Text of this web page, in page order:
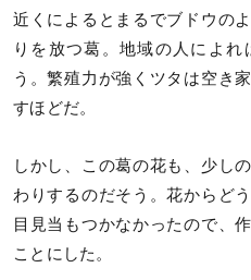
近くによるとまるでブドウの
りを放つ葛。地域の人によ
う。繁殖力が強くツタは空き
すほどだ。
しかし、この葛の花も、少し
わりするのだそう。花からど
目見当もつかなかったので、
ことにした。